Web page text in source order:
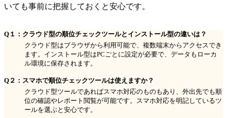
いても事前に把握しておくと安心です。
Q１：クラウド型の順位チェックツールとインストール型の違いは？
クラウド型はブラウザから利用可能で、複数端末からアクセスでき
ます。インストール型はPCごとに設定が必要で、データもローカ
ル環境に保存されます。
Q２：スマホで順位チェックツールは使えますか？
クラウド型ツールであればスマホ対応のものもあり、外出先でも順
位の確認やレポート閲覧が可能です。スマホ対応を明記しているツ
ールを選ぶと安心です。